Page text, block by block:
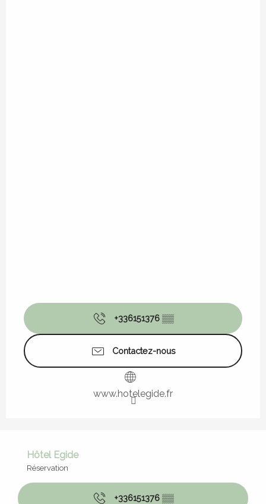
+336151376 ▒▒
Contactez-nous
www.hotelegide.fr
Hôtel Egide
Réservation
+336151376 ▒▒